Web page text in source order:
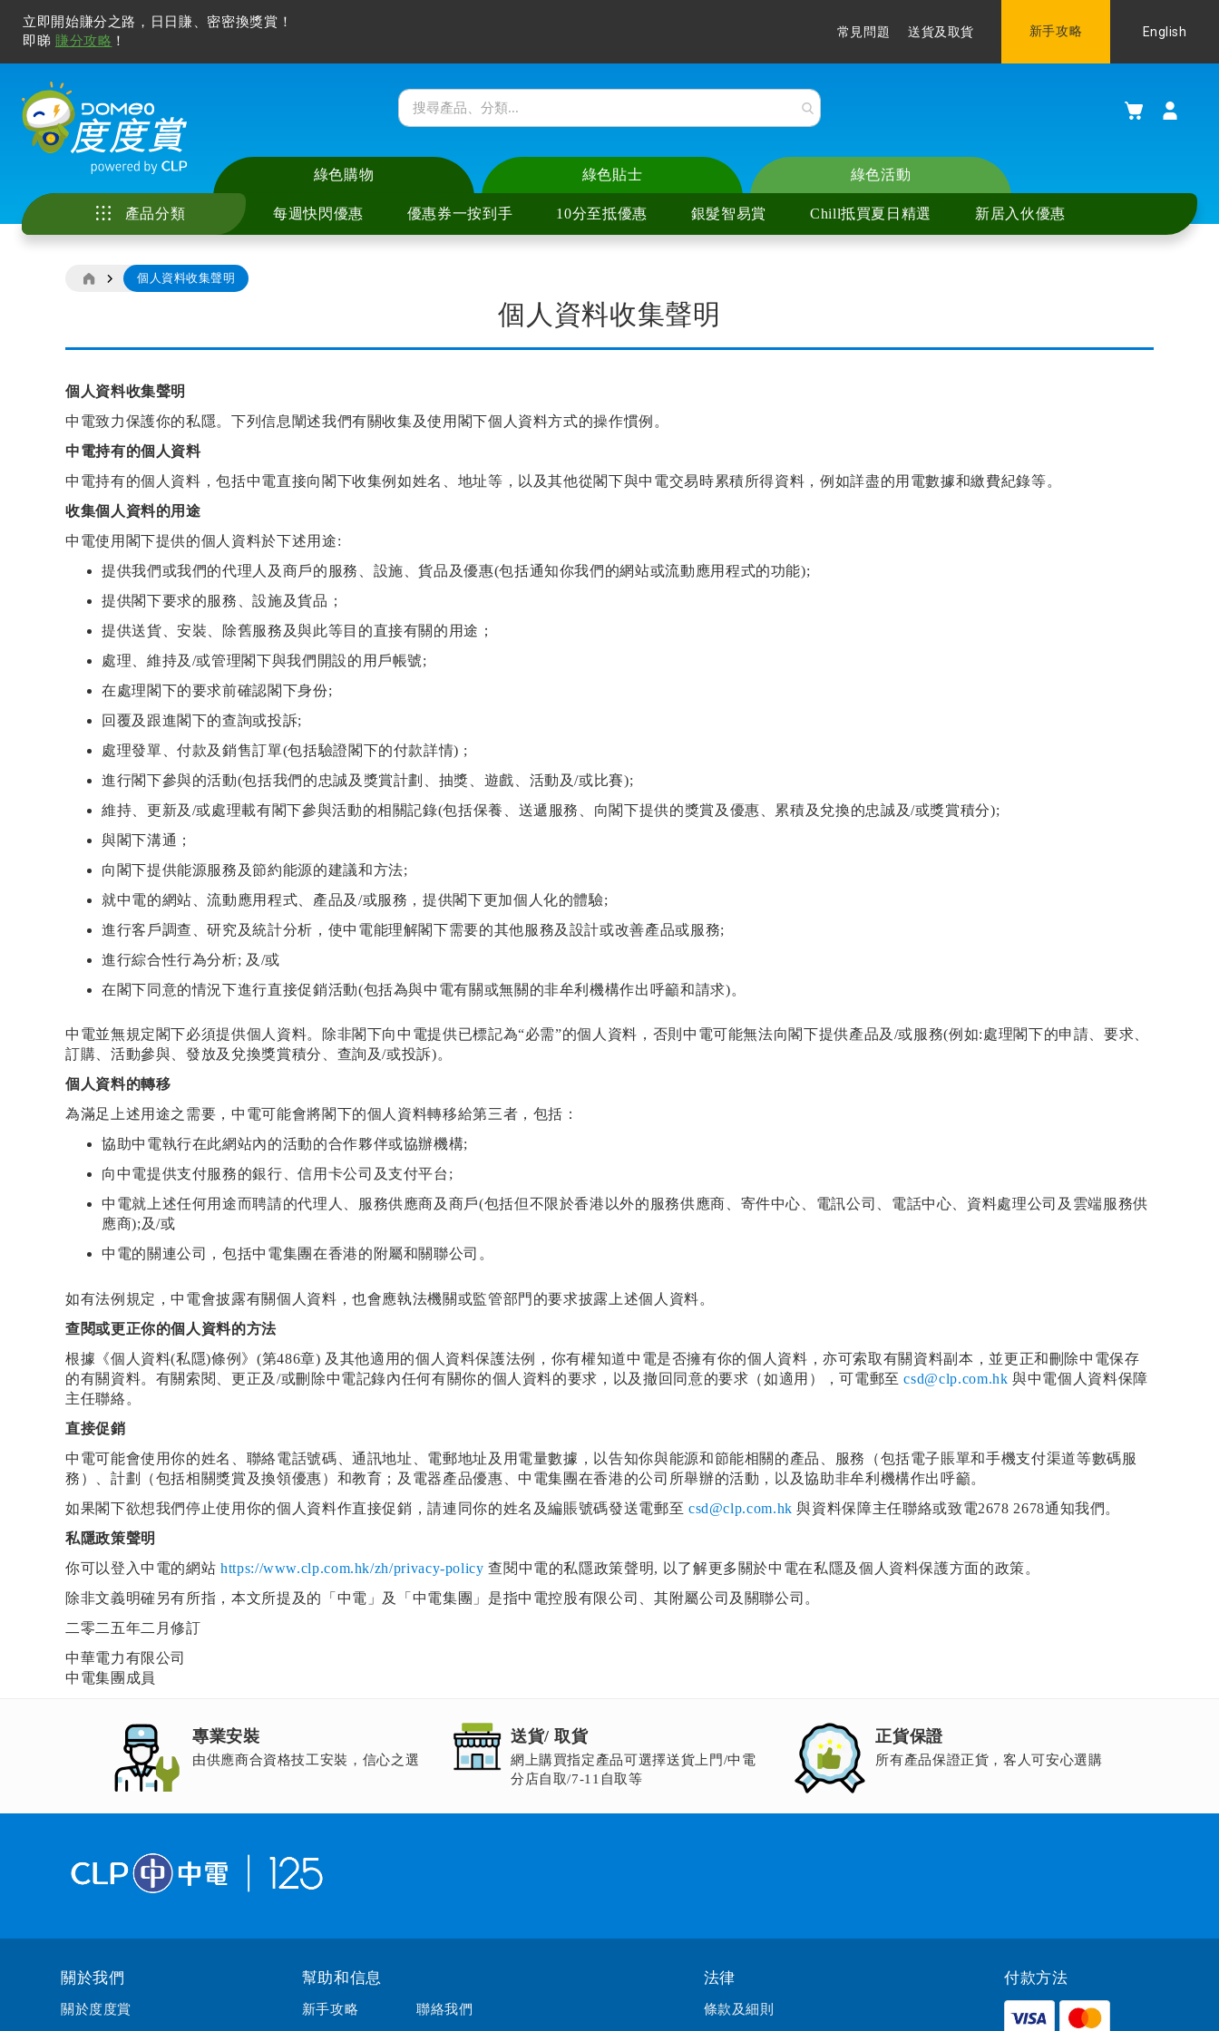
立即開始賺分之路，日日賺、密密換獎賞！
即睇 賺分攻略 ！
常見問題 送貨及取貨 新手攻略 LanguageEnglish
購物車
綠色購物
產品分類
家庭電器
即熱式電熱水爐
分體式冷氣機
前置式洗衣機
空氣清新機
抽濕機
暖風機及電暖氈
浴室寶
熨斗
多功能煮食鍋
雪櫃
焗爐及微波爐
攪拌機及食物處理器
電熱水壺
咖啡機
洗碗碟機及碗碟消毒機
智能家居
影音及娛樂
耳機及耳筒
寵物用品
廚櫃組合
保健美容
風筒及造型器
身體保健
消毒及衛生產品
家居服務
每週快閃優惠 優惠券一按到手 10分至抵優惠 銀髮智易賞 Chill抵買夏日精選 新居入伙優惠
綠色貼士 綠色活動
個人資料收集聲明
個人資料收集聲明
個人資料收集聲明
中電致力保護你的私隱。下列信息闡述我們有關收集及使用閣下個人資料方式的操作慣例。
中電持有的個人資料
中電持有的個人資料，包括中電直接向閣下收集例如姓名、地址等，以及其他從閣下與中電交易時累積所得資料，例如詳盡的用電數據和繳費紀錄等。
收集個人資料的用途
中電使用閣下提供的個人資料於下述用途:
提供我們或我們的代理人及商戶的服務、設施、貨品及優惠(包括通知你我們的網站或流動應用程式的功能);
提供閣下要求的服務、設施及貨品；
提供送貨、安裝、除舊服務及與此等目的直接有關的用途；
處理、維持及/或管理閣下與我們開設的用戶帳號;
在處理閣下的要求前確認閣下身份;
回覆及跟進閣下的查詢或投訴;
處理發單、付款及銷售訂單(包括驗證閣下的付款詳情) ;
進行閣下參與的活動(包括我們的忠誠及獎賞計劃、抽獎、遊戲、活動及/或比賽);
維持、更新及/或處理載有閣下參與活動的相關記錄(包括保養、送遞服務、向閣下提供的獎賞及優惠、累積及兌換的忠誠及/或獎賞積分);
與閣下溝通；
向閣下提供能源服務及節約能源的建議和方法;
就中電的網站、流動應用程式、產品及/或服務，提供閣下更加個人化的體驗;
進行客戶調查、研究及統計分析，使中電能理解閣下需要的其他服務及設計或改善產品或服務;
進行綜合性行為分析; 及/或
在閣下同意的情況下進行直接促銷活動(包括為與中電有關或無關的非牟利機構作出呼籲和請求)。
中電並無規定閣下必須提供個人資料。除非閣下向中電提供已標記為“必需”的個人資料，否則中電可能無法向閣下提供產品及/或服務(例如:處理閣下的申請、要求、
訂購、活動參與、發放及兌換獎賞積分、查詢及/或投訴)。
個人資料的轉移
為滿足上述用途之需要，中電可能會將閣下的個人資料轉移給第三者，包括：
協助中電執行在此網站內的活動的合作夥伴或協辦機構;
向中電提供支付服務的銀行、信用卡公司及支付平台;
中電就上述任何用途而聘請的代理人、服務供應商及商戶(包括但不限於香港以外的服務供應商、寄件中心、電訊公司、電話中心、資料處理公司及雲端服務供
應商);及/或
中電的關連公司，包括中電集團在香港的附屬和關聯公司。
如有法例規定，中電會披露有關個人資料，也會應執法機關或監管部門的要求披露上述個人資料。
查閱或更正你的個人資料的方法
根據《個人資料(私隱)條例》(第486章) 及其他適用的個人資料保護法例，你有權知道中電是否擁有你的個人資料，亦可索取有關資料副本，並更正和刪除中電保存
的有關資料。有關索閱、更正及/或刪除中電記錄內任何有關你的個人資料的要求，以及撤回同意的要求（如適用），可電郵至csd@clp.com.hk 與中電個人資料保障
主任聯絡。
直接促銷
中電可能會使用你的姓名、聯絡電話號碼、通訊地址、電郵地址及用電量數據，以告知你與能源和節能相關的產品、服務（包括電子賬單和手機支付渠道等數碼服
務）、計劃（包括相關獎賞及換領優惠）和教育；及電器產品優惠、中電集團在香港的公司所舉辦的活動，以及協助非牟利機構作出呼籲。
如果閣下欲想我們停止使用你的個人資料作直接促銷，請連同你的姓名及編賬號碼發送電郵至 csd@clp.com.hk 與資料保障主任聯絡或致電2678 2678通知我們。
私隱政策聲明
你可以登入中電的網站https://www.clp.com.hk/zh/privacy-policy 查閱中電的私隱政策聲明, 以了解更多關於中電在私隱及個人資料保護方面的政策。
除非文義明確另有所指，本文所提及的「中電」及「中電集團」是指中電控股有限公司、其附屬公司及關聯公司。
二零二五年二月修訂
中華電力有限公司
中電集團成員
專業安裝
由供應商合資格技工安裝，信心之選
送貨/ 取貨
網上購買指定產品可選擇送貨上門/中電
分店自取/7-11自取等
正貨保證
所有產品保證正貨，客人可安心選購
關於我們
關於度度賞
幫助和信息
新手攻略 聯絡我們
法律
條款及細則
付款方法